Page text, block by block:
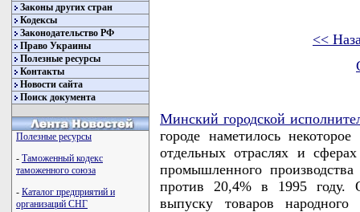
Законы других стран
Кодексы
Законодательство РФ
Право Украины
Полезные ресурсы
Контакты
Новости сайта
Поиск документа
Полезные ресурсы
- Таможенный кодекс
таможенного союза
- Каталог предприятий и
организаций СНГ
<<
Минский городской
городе наметилось
отдельных отраслях и
промышленного
против 20,4% в 1995 году.
выпуску товаров народного